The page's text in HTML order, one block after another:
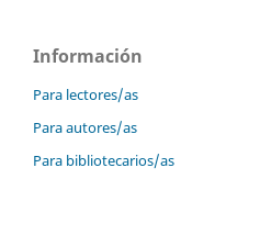
Información
Para lectores/as
Para autores/as
Para bibliotecarios/as